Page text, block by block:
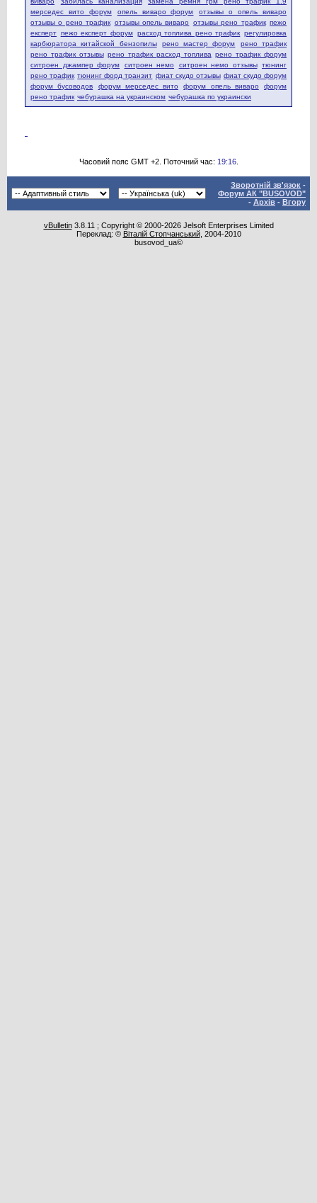
мерседес вито форум
опель виваро форум
отзывы о опель виваро
отзывы о рено трафик отзывы опель виваро отзывы рено трафик пежо
експерт пежо експерт форум расход топлива рено трафик регулировка
карбюратора китайской бензопилы
рено мастер форум
рено трафик
рено трафик отзывы рено трафик расход топлива рено трафик форум
ситроен джампер форум
ситроен немо ситроен немо отзывы тюнинг
рено трафик тюнинг форд транзит фиат скудо отзывы фиат скудо форум
форум бусоводов
форум мерседес вито форум опель виваро
форум
рено трафик чебурашка на украинском чебурашка по украински
Часовий пояс GMT +2. Поточний час: 19:16.
Зворотній зв'язок -
Форум АК "BUSOVOD"
- Архів - Вгору
vBulletin3.8.11 ; Copyright © 2000-2026 Jelsoft Enterprises Limited
Переклад: © Віталій Стопчанський, 2004-2010
busovod_ua©